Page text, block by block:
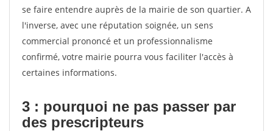
se faire entendre auprès de la mairie de son quartier. A
l'inverse, avec une réputation soignée, un sens
commercial prononcé et un professionnalisme
confirmé, votre mairie pourra vous faciliter l'accès à
certaines informations.
3 : pourquoi ne pas passer par
des prescripteurs